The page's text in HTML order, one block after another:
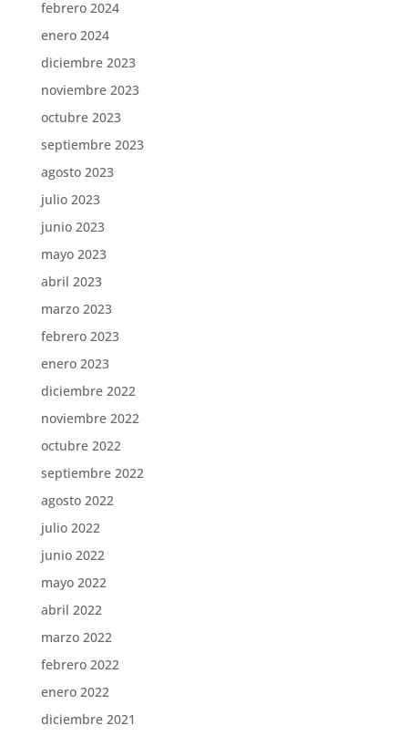
febrero 2024
enero 2024
diciembre 2023
noviembre 2023
octubre 2023
septiembre 2023
agosto 2023
julio 2023
junio 2023
mayo 2023
abril 2023
marzo 2023
febrero 2023
enero 2023
diciembre 2022
noviembre 2022
octubre 2022
septiembre 2022
agosto 2022
julio 2022
junio 2022
mayo 2022
abril 2022
marzo 2022
febrero 2022
enero 2022
diciembre 2021